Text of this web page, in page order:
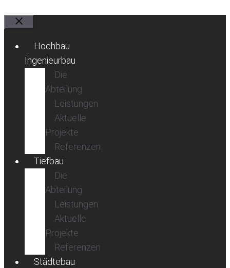
Hochbau
Ingenieurbau
Die
Abteilung
Leistungen
Aktuelle
Projekte
Referenzen
Tiefbau
Die
Abteilung
Leistungen
Aktuelle
Projekte
Referenzen
Städtebau